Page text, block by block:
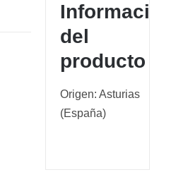
del
producto
Origen: Asturias
(España)